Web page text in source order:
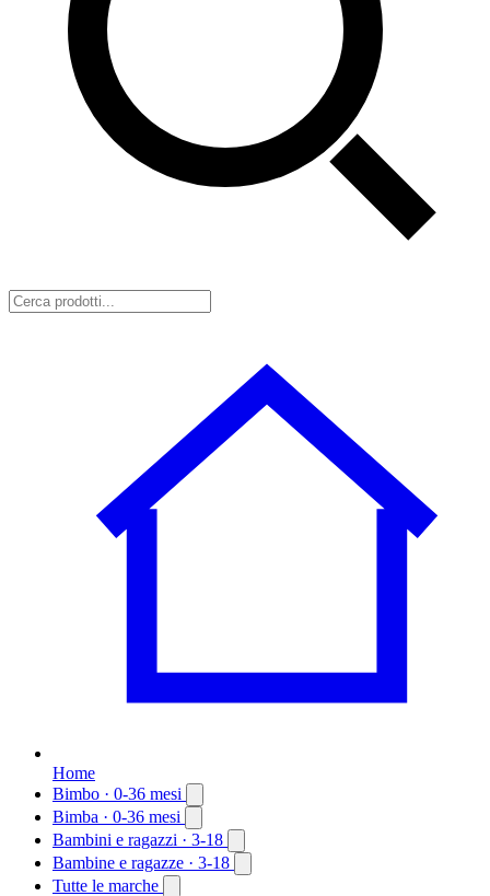
Home
Bimbo · 0-36 mesi
Bimba · 0-36 mesi
Bambini e ragazzi · 3-18
Bambine e ragazze · 3-18
Tutte le marche